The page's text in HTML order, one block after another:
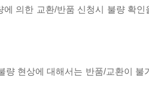
의한 교환/반품 신청시 불량 확
량 현상에 대해서는 반품/교환이